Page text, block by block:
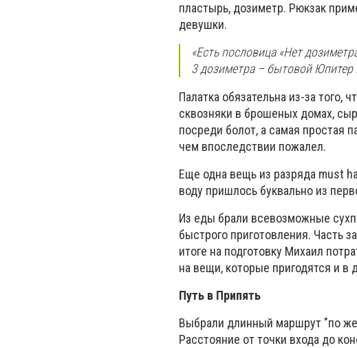
пластырь, дозиметр. Рюкзак
девушки.
«Есть пословица «Нет
3 дозиметра – бытовой Юпитер
Палатка обязательна из-за того,
сквозняки в брошеных домах,
посреди болот, а самая простая
чем впоследствии пожалел.
Еще одна вещь из разряда must
воду пришлось буквально из
Из еды брали всевозможные
быстрого приготовления. Часть
итоге на подготовку Михаил
на вещи, которые пригодятся и в
Путь в Припять
Выбрали длинный маршрут "по
Расстояние от точки входа до